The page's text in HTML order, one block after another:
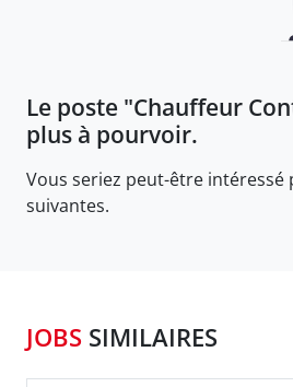
Le poste "Chauffeur
plus à pourvoir.
Vous seriez peut-être intéressé
suivantes.
JOBS SIMILAIRES